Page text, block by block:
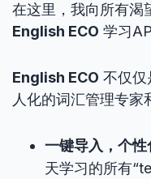
在这里，我向所有渴
English ECO 学习
English ECO 不仅仅
人化的词汇管理专家
一键导入，个性
天学习的所有